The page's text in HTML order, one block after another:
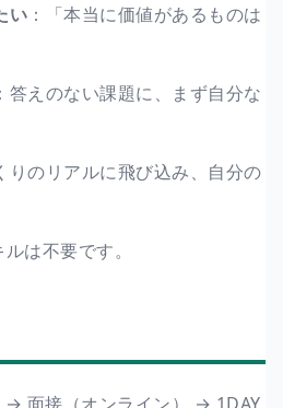
い ：「本当に価値があるものは
：答えのない課題に、まず自分な
りのリアルに飛び込み、自分の
は不要です。
面接（オンライン） → 1DAY